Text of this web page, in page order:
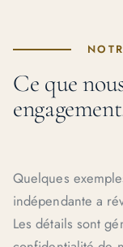
Ce que
Quelques
indépendante a
Les détails sont